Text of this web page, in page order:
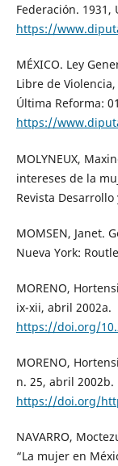
Federación.
https://
MÉXICO. Ley
Libre de
Última Reforma:
https://
MOLYNEUX,
intereses de la
Revista Desarrollo
MOMSEN, Janet.
Nueva York:
MORENO,
ix-xii, abril 2002a.
https://doi.org/
MORENO,
n. 25, abril 2002b.
https://doi.org/
NAVARRO,
“La mujer en